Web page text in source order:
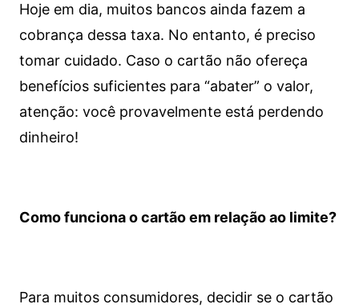
Hoje em dia, muitos bancos ainda fazem a
cobrança dessa taxa. No entanto, é preciso
tomar cuidado. Caso o cartão não ofereça
benefícios suficientes para “abater” o valor,
atenção: você provavelmente está perdendo
dinheiro!
Como funciona o cartão em relação ao limite?
Para muitos consumidores, decidir se o cartão